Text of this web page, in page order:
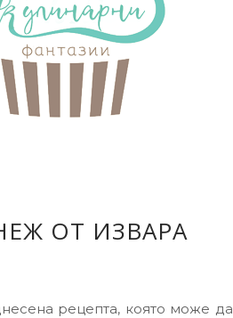
ОТ ИЗВАРА
рецепта, която може да